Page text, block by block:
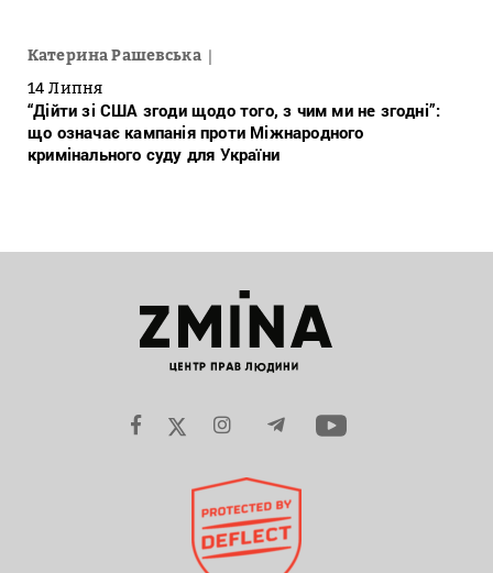
Катерина Рашевська
14 Липня
“Дійти зі США згоди щодо того, з чим ми не згодні”:
що означає кампанія проти Міжнародного
кримінального суду для України